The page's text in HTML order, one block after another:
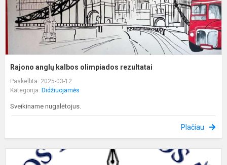
Rajono anglų kalbos olimpiados rezultatai
Paskelbta: 2025-03-12
Kategorija: Didžiuojamės
Sveikiname nugalėtojus.
Plačiau